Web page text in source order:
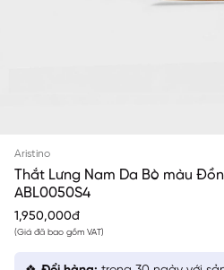
Aristino
Thắt Lưng Nam Da Bò màu
ABL0050S4
1,950,000đ
(Giá đã bao gồm VAT)